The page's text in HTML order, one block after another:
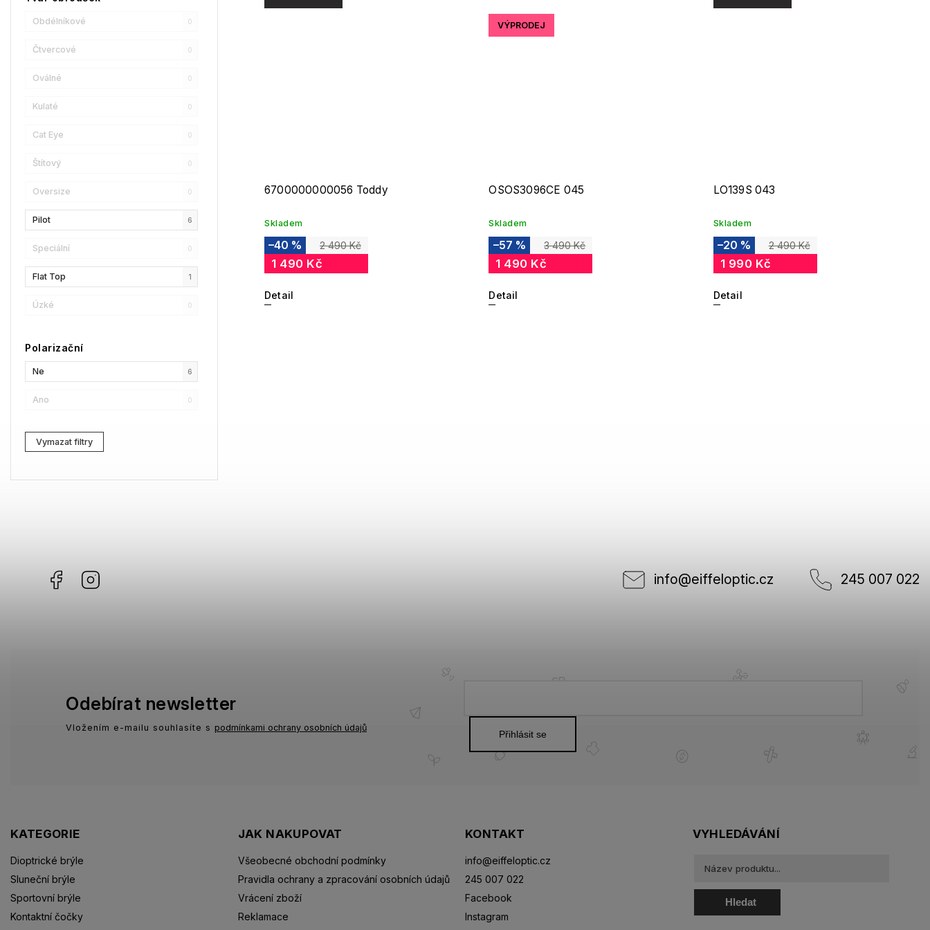
Champion
Reebok
Oscar De La Renta
Donna Karan
DKNY
Calvin Klein
Longchamp
Christian Lacroix
Love Moschino
Bollé
LENSSO
Comma
Obdélníkové 0
Čtvercové 0
Oválné 0
Kulaté 0
Cat Eye 0
Štítový 0
Oversize 0
Pilot 6
Speciální 0
Flat Top 1
Úzké 0
Polarizační
Ne 6
Ano 0
Vymazat filtry
6700000000056 Toddy
Skladem
2 490 Kč
–40 %
1 490 Kč
Detail
VÝPRODEJ
OSOS3096CE 045
Skladem
3 490 Kč
–57 %
1 490 Kč
Detail
LO139S 043
Skladem
2 490 Kč
–20 %
1 990 Kč
Detail
Facebook info@eiffeloptic.cz 245 007 022
KATEGORIE
Dioptrické brýle
Sluneční brýle
Sportovní brýle
Kontaktní čočky
JAK NAKUPOVAT
Všeobecné obchodní podmínky
Pravidla ochrany a zpracování osobních údajů
Vrácení zboží
Reklamace
KONTAKT
info@eiffeloptic.cz
245 007 022
Facebook
Instagram
Odebírat newsletter
Vložením e-mailu souhlasíte s podmínkami ochrany osobních údajů
Přihlásit se
VYHLEDÁVÁNÍ
Hledat